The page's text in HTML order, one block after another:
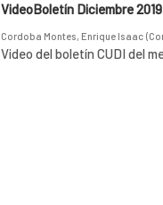
VideoBoletín Diciembre 2019
Cordoba Montes, Enrique Isaac (
Video del boletín CUDI del